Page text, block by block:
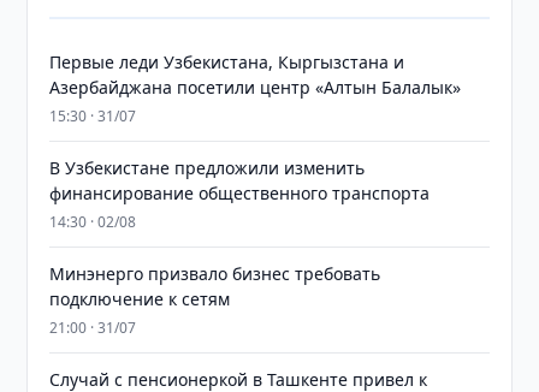
Первые леди Узбекистана, Кыргызстана и
Азербайджана посетили центр «Алтын Балалык»
15:30 · 31/07
В Узбекистане предложили изменить
финансирование общественного транспорта
14:30 · 02/08
Минэнерго призвало бизнес требовать
подключение к сетям
21:00 · 31/07
Случай с пенсионеркой в Ташкенте привел к